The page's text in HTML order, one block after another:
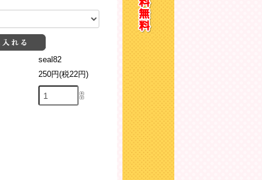
seal82
250円(税22円)